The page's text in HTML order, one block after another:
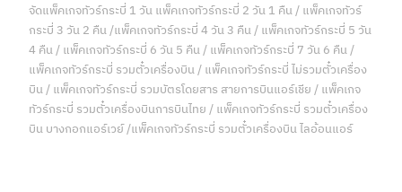
จัดแพ็คเกจทัวร์กระบี่ 1 วัน แพ็คเกจทัวร์กระบี่ 2 วัน 1 คืน / แพ็คเกจทัวร์
กระบี่ 3 วัน 2 คืน /แพ็คเกจทัวร์กระบี่ 4 วัน 3 คืน / แพ็คเกจทัวร์กระบี่ 5 วัน
4 คืน / แพ็คเกจทัวร์กระบี่ 6 วัน 5 คืน / แพ็คเกจทัวร์กระบี่ 7 วัน 6 คืน /
แพ็คเกจทัวร์กระบี่ รวมตั๋วเครื่องบิน / แพ็คเกจทัวร์กระบี่ ไม่รวมตั๋วเครื่อง
บิน / แพ็คเกจทัวร์กระบี่ รวมบัตรโดยสาร สายการบินแอร์เชีย / แพ็คเกจ
ทัวร์กระบี่ รวมตั๋วเครื่องบินการบินไทย / แพ็คเกจทัวร์กระบี่ รวมตั๋วเครื่อง
บิน บางกอกแอร์เวย์ /แพ็คเกจทัวร์กระบี่ รวมตั๋วเครื่องบิน ไลอ้อนแอร์